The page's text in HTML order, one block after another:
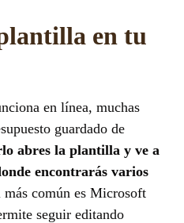
en tu
en línea, muchas
guardado de
abres la plantilla y ve a
encontrarás varios
más común es Microsoft
seguir editando